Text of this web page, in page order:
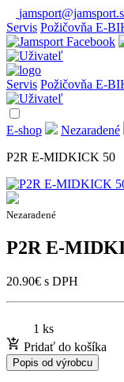
Servis Požičovňa E-
Servis Požičovňa E-
E-shop
Nezaradené
P2R E-MIDKICK 50
Nezaradené
P2R E-
20.90€ s DPH
1 ks
Pridať do košíka
Popis od výrobcu